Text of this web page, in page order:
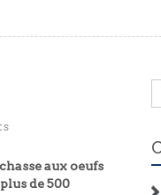
aux oeufs
de 500